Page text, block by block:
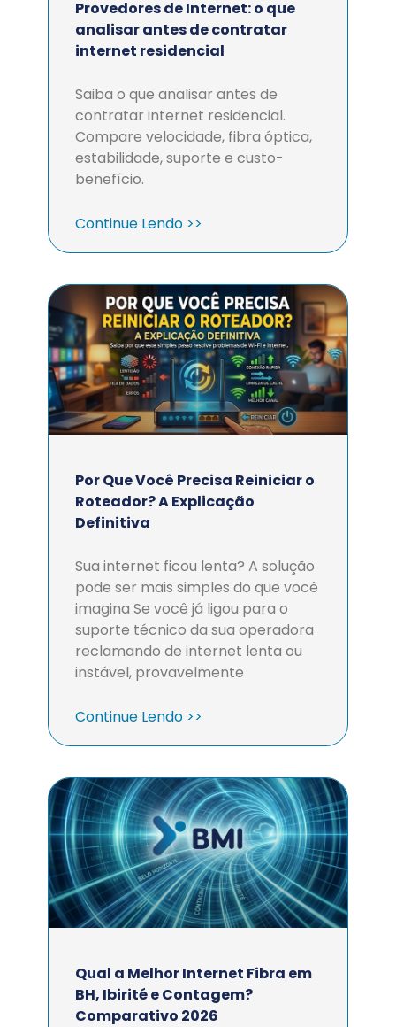
Provedores de Internet: o que
analisar antes de contratar
internet residencial
Saiba o que analisar antes de
contratar internet residencial.
Compare velocidade, fibra óptica,
estabilidade, suporte e custo-
benefício.
Continue Lendo >>
Por Que Você Precisa Reiniciar o
Roteador? A Explicação
Definitiva
Sua internet ficou lenta? A solução
pode ser mais simples do que você
imagina Se você já ligou para o
suporte técnico da sua operadora
reclamando de internet lenta ou
instável, provavelmente
Continue Lendo >>
Qual a Melhor Internet Fibra em
BH, Ibirité e Contagem?
Comparativo 2026